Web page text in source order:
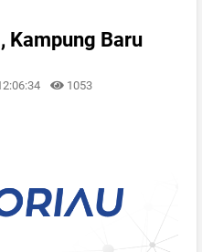
Kampung Baru
1053